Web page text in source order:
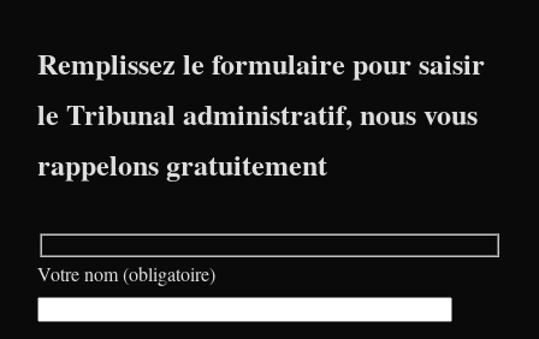
Remplissez le formulaire pour saisir
le Tribunal administratif, nous vous
rappelons gratuitement
Votre nom (obligatoire)